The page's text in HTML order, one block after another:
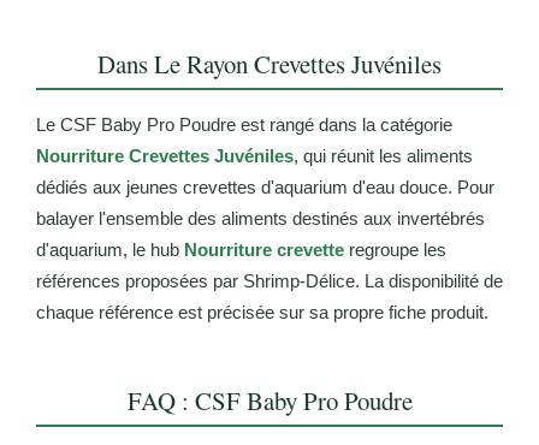
Dans Le Rayon Crevettes Juvéniles
Le CSF Baby Pro Poudre est rangé dans la catégorie
Nourriture Crevettes Juvéniles, qui réunit les aliments
dédiés aux jeunes crevettes d'aquarium d'eau douce. Pour
balayer l'ensemble des aliments destinés aux invertébrés
d'aquarium, le hub Nourriture crevette regroupe les
références proposées par Shrimp-Délice. La disponibilité de
chaque référence est précisée sur sa propre fiche produit.
FAQ : CSF Baby Pro Poudre